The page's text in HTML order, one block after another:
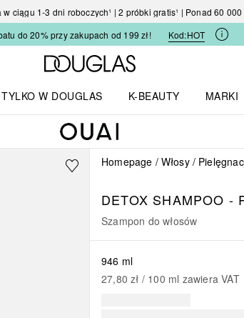
ciągu 1-3 dni roboczych¹ | 2 próbki gratis¹ | Ponad 60
do 20% przy zakupach od 199 zł!
Kod:HOT
Strona główna Douglas
TYLKO W DOUGLAS
K-BEAUTY
MARKI
Homepage Włosy
DETOX SHAMPOO -
Szampon do włosów
946 ml
27,80 zł / 100 ml zawiera VAT